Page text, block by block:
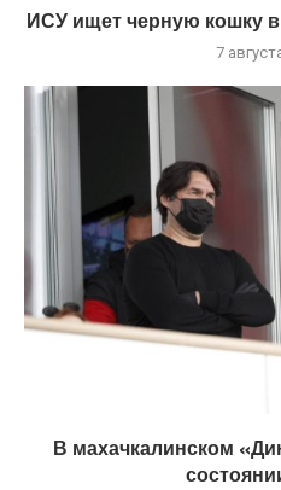
ИСУ ищет черную кошку
7
В махачкалинском